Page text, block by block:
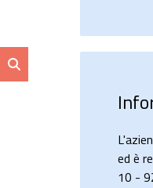
ed è
10 -